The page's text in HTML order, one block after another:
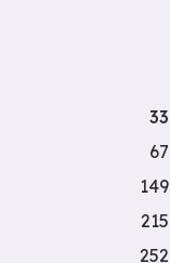
33
67
149
215
252